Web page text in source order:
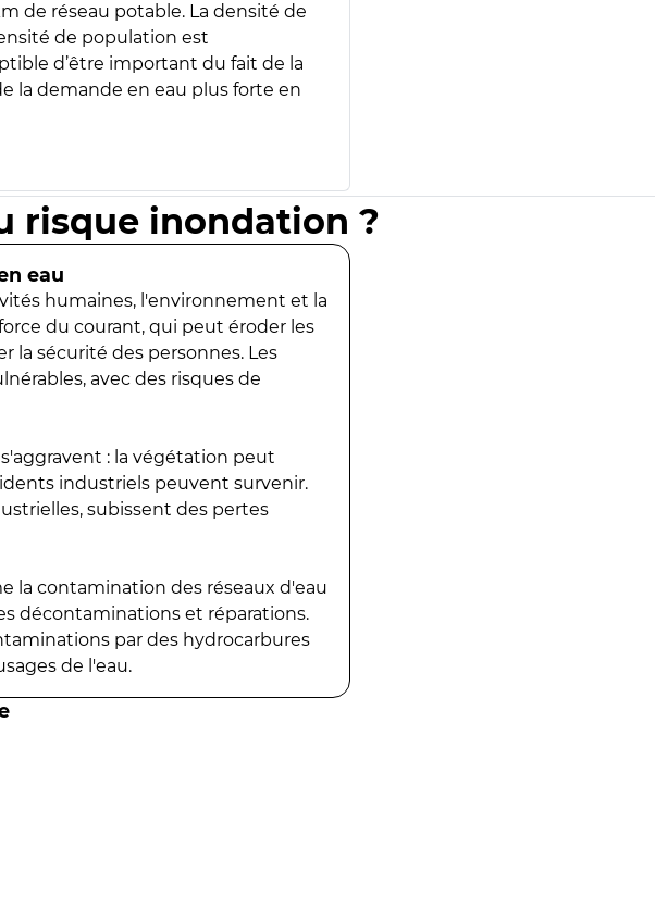
de réseau potable. La densité de
de population est
d’être important du fait de la
la demande en eau plus forte en
risque inondation ?
eau
humaines, l'environnement et la
du courant, qui peut éroder les
la sécurité des personnes. Les
avec des risques de
: la végétation peut
industriels peuvent survenir.
subissent des pertes
la contamination des réseaux d'eau
décontaminations et réparations.
par des hydrocarbures
de l'eau.